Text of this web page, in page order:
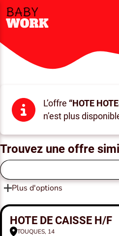
L’offre “HOTE
n’est plus
Trouvez une offre
Plus d'options
HOTE DE CAISSE H/F
TOUQUES, 14